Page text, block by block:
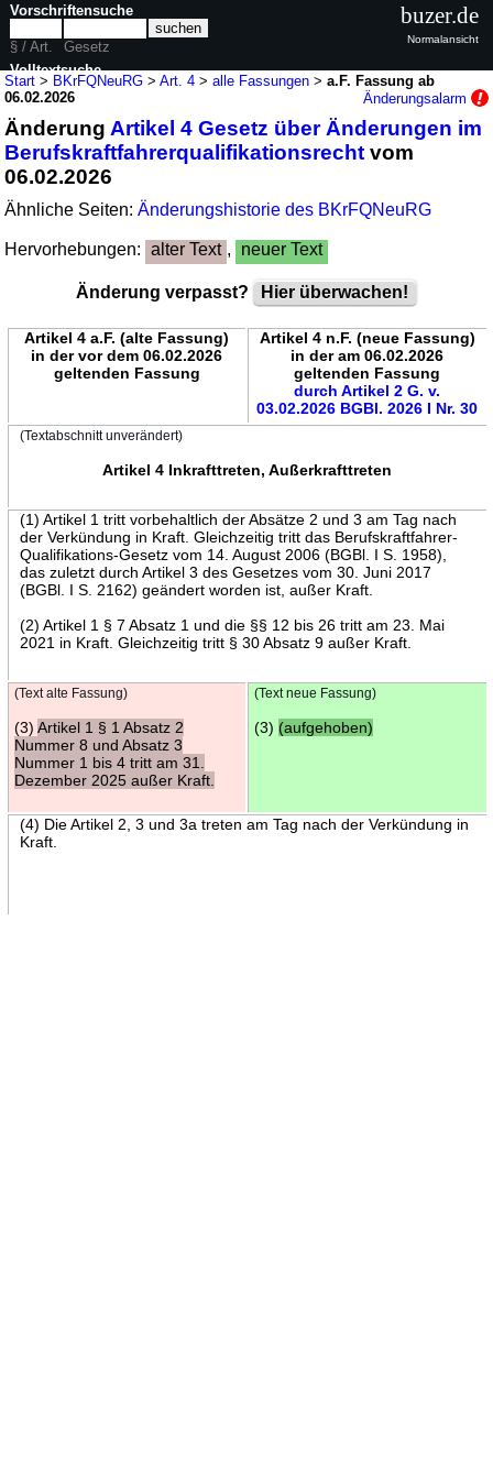
Start > BKrFQNeuRG >Art. 4 >alle Fassungen >a.F. Fassung ab
06.02.2026
Änderungsalarm
Änderung Artikel 4 Gesetz über Änderungen im
Berufskraftfahrerqualifikationsrecht vom
06.02.2026
Ähnliche Seiten:Änderungshistorie des BKrFQNeuRG
Hervorhebungen: alter Text , neuer Text
Änderung verpasst? Hier überwachen!
Artikel 4 a.F. (alte Fassung)
in der vor dem 06.02.2026
geltenden Fassung
Artikel 4 n.F. (neue Fassung)
in der am 06.02.2026
geltenden Fassung
durch Artikel 2 G. v.
03.02.2026 BGBl. 2026 I Nr. 30
(Textabschnitt unverändert)
Artikel 4 Inkrafttreten, Außerkrafttreten
(1) Artikel 1 tritt vorbehaltlich der Absätze 2 und 3 am Tag nach
der Verkündung in Kraft. Gleichzeitig tritt das Berufskraftfahrer-
Qualifikations-Gesetz vom 14. August 2006 (BGBl. I S. 1958),
das zuletzt durch Artikel 3 des Gesetzes vom 30. Juni 2017
(BGBl. I S. 2162) geändert worden ist, außer Kraft.
(2) Artikel 1 § 7 Absatz 1 und die §§ 12 bis 26 tritt am 23. Mai
2021 in Kraft. Gleichzeitig tritt § 30 Absatz 9 außer Kraft.
(Text alte Fassung)
(3) Artikel 1 § 1 Absatz 2
Nummer 8 und Absatz 3
Nummer 1 bis 4 tritt am 31.
Dezember 2025 außer Kraft.
(Text neue Fassung)
(3) (aufgehoben)
(4) Die Artikel 2, 3 und 3a treten am Tag nach der Verkündung in
Kraft.
Vorschriftensuche
§ / Art.
Gesetz
Volltextsuche
buzer.de
Normalansicht